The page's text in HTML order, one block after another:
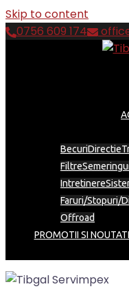
Skip to content
0756 609 174
BecuriDirectie
Filtre
Intretinere
Faruri/Stopuri/
Offroad
PROMOTII SI NOUTATI